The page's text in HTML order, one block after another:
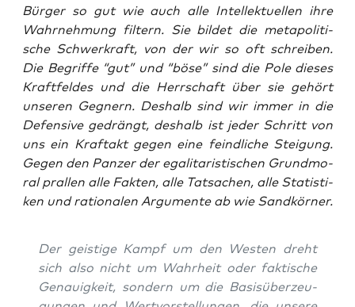
Bür­ger so gut wie auch alle Intel­lek­tu­el­len ihre
Wahr­neh­mung fil­tern. Sie bil­det die meta­po­li­ti­
sche Schwer­kraft, von der wir so oft schrei­ben.
Die Begrif­fe “gut” und “böse” sind die Pole die­ses
Kraft­fel­des und die Herr­schaft über sie gehört
unse­ren Geg­nern. Des­halb sind wir immer in die
Defen­si­ve gedrängt, des­halb ist jeder Schritt von
uns ein Kraft­akt gegen eine feind­li­che Stei­gung.
Gegen den Pan­zer der ega­li­ta­ris­ti­schen Grund­mo­
ral pral­len alle Fak­ten, alle Tat­sa­chen, alle Sta­tis­ti­
ken und ratio­na­len Argu­men­te ab wie Sandkörner.
Der geis­ti­ge Kampf um den Wes­ten dreht
sich also nicht um Wahr­heit oder fak­ti­sche
Genau­ig­keit, son­dern um die Basis­über­zeu­